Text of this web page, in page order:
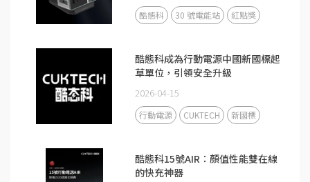
酷態科 30 號電能站 紅點獎
酷態科成為行動電源中國新國標起
草單位，引領安全升級
2026-04-15
行動電源 CUKTECH 新國標
酷態科15號AIR：顏值性能雙在線
的快充神器